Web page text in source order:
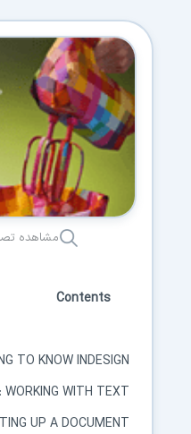
مشاهده
Contents
TO KNOW INDESIGN
WITH TEXT
UP A DOCUMENT